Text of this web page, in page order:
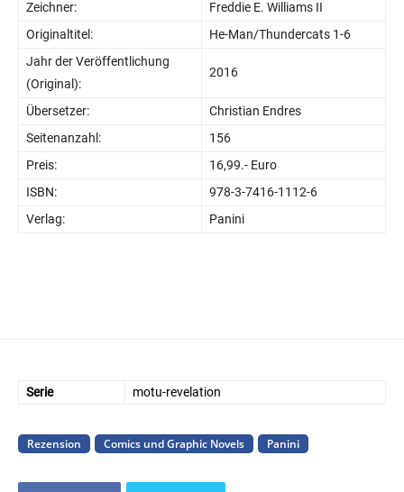
Zeichner:
Freddie E. Williams II
Originaltitel:
He-Man/Thundercats 1-6
Jahr der Veröffentlichung
(Original):
2016
Übersetzer:
Christian Endres
Seitenanzahl:
156
Preis:
16,99.- Euro
ISBN:
978-3-7416-1112-6
Verlag:
Panini
Serie motu-revelation
Rezension Comics und Graphic Novels Panini